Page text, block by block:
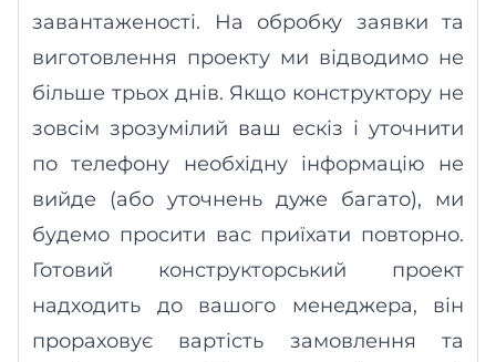
завантаженості. На обробку заявки та
виготовлення проекту ми відводимо не
більше трьох днів. Якщо конструктору не
зовсім зрозумілий ваш ескіз і уточнити
по телефону необхідну інформацію не
вийде (або уточнень дуже багато), ми
будемо просити вас приїхати повторно.
Готовий конструкторський проект
надходить до вашого менеджера, він
прораховує вартість замовлення та